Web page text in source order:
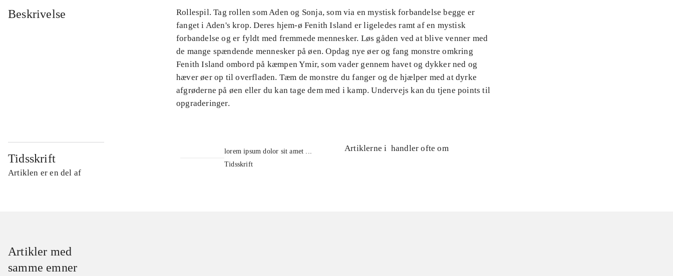
Beskrivelse
Rollespil. Tag rollen som Aden og Sonja, som via en mystisk forbandelse begge er
fanget i Aden's krop. Deres hjem-ø Fenith Island er ligeledes ramt af en mystisk
forbandelse og er fyldt med fremmede mennesker. Løs gåden ved at blive venner med
de mange spændende mennesker på øen. Opdag nye øer og fang monstre omkring
Fenith Island ombord på kæmpen Ymir, som vader gennem havet og dykker ned og
hæver øer op til overfladen. Tæm de monstre du fanger og de hjælper med at dyrke
afgrøderne på øen eller du kan tage dem med i kamp. Undervejs kan du tjene points til
opgraderinger.
Tidsskrift
Artiklen er en del af
lorem ipsum dolor sit amet ...
Tidsskrift
Artiklerne i handler ofte om
Artikler med
samme emner